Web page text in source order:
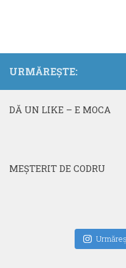
URMĂREȘTE:
DĂ UN LIKE – E MOCA
MEŞTERIT DE CODRU